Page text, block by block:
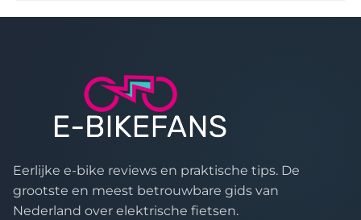
Eerlijke e-bike reviews en praktische tips. De
grootste en meest betrouwbare gids van
Nederland over elektrische fietsen.